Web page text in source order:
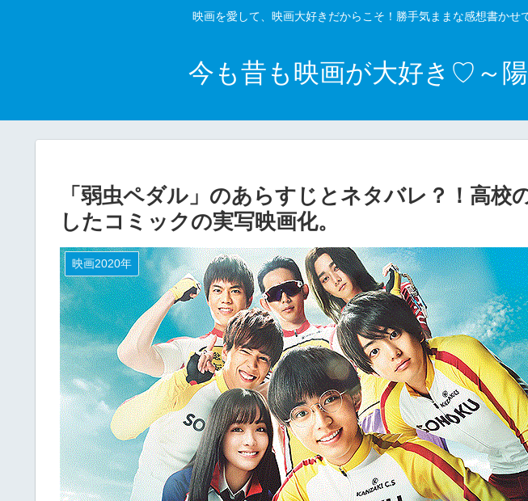
映画を愛して、映画大好きだからこそ！勝手気ままな感想書
今も昔も映画が大好き♡～
「弱虫ペダル」のあらすじとネタバレ？！高校
したコミックの実写映画化。
映画2020年